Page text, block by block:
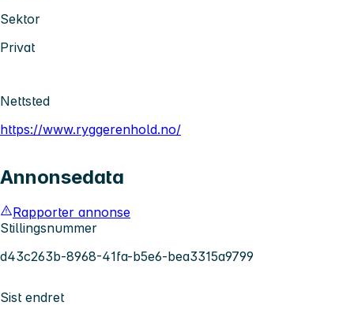
Sektor
Privat
Nettsted
https://www.ryggerenhold.no/
Annonsedata
Rapporter annonse
Stillingsnummer
d43c263b-8968-41fa-b5e6-bea3315a9799
Sist endret